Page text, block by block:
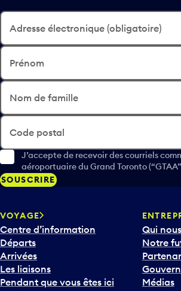
Adresse électronique (obligatoire)
Prénom
Nom de famille
Code postal
J’accepte de recevoir des courriels
aéroportuaire du Grand Toronto
SOUSCRIRE
VOYAGE
Centre d’information
Départs
Arrivées
Les liaisons
Pendant que vous êtes ici
Qui
Notre
Médias